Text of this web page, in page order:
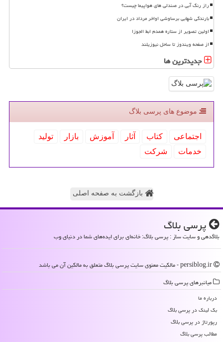
راز رنگ آبی در صندلی های هواپیما چیست؟
بارندگی شهابی برساوشی اواخر مرداد در ایران
اولین تصویر از ستاره همدم ابط الجوزا
از صفحه ویندوز تا ساحل نیوزیلند
جدیدترین ها
موضوع های پرسی بلاگ
اجتماعی كتاب آثار آموزش بازار
تولید
خدمات
شركت
بازگشت به صفحه اصلی
پرسی بلاگ
بلاگدهی و سایت ساز : پرسی بلاگ: خانه‌ای برای ایده‌های شما در دنیای وب
میانبرهای پرسی بلاگ
درباره ما
بک لینک در پرسی بلاگ
رپورتاژ در پرسی بلاگ
مطالب پرسی بلاگ